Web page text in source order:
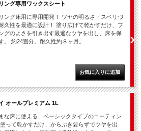
ング専用ワックスシート
ング床用に専用開発！ ツヤの明るさ・スベリづ
久性を最適に設計！ 塗り広げて乾かすだけ、フ
グのよさを引き出す最適なツヤを出し、床を保
。 約24畳分。耐久性約８ヶ月。
オールプレミアム 1L
な床に使える、ベーシックタイプのコーティン
って乾かすだけ、からぶき要らずでツヤを出